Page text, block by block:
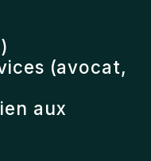
(avocat,
aux